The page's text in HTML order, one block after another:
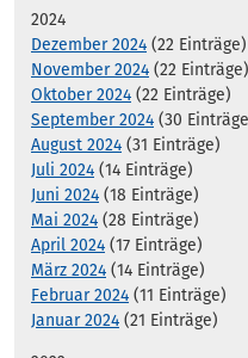
2024
Dezember 2024 (22 Einträge)
November 2024 (22 Einträge)
Oktober 2024 (22 Einträge)
September 2024 (30
August 2024 (31 Einträge)
Juli 2024 (14 Einträge)
Juni 2024 (18 Einträge)
Mai 2024 (28 Einträge)
April 2024 (17 Einträge)
März 2024 (14 Einträge)
Februar 2024 (11 Einträge)
Januar 2024 (21 Einträge)